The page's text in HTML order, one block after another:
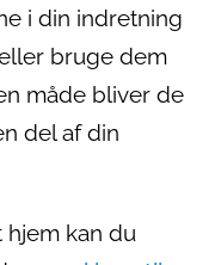
i din indretning
bruge dem
måde bliver de
del af din
kan du